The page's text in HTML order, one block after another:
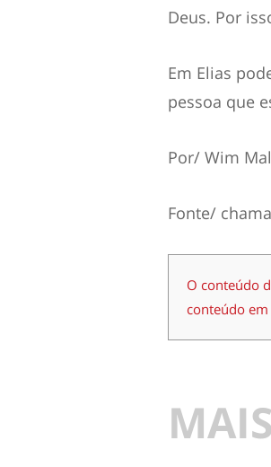
Deus. Por
Em Elias
pessoa que
Por/ Wim
Fonte/
O conteúdo
conteúdo